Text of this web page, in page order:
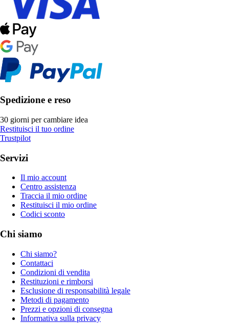
Spedizione e reso
30 giorni per cambiare idea
Restituisci il tuo ordine
Trustpilot
Servizi
Il mio account
Centro assistenza
Traccia il mio ordine
Restituisci il mio ordine
Codici sconto
Chi siamo
Chi siamo?
Contattaci
Condizioni di vendita
Restituzioni e rimborsi
Esclusione di responsabilità legale
Metodi di pagamento
Prezzi e opzioni di consegna
Informativa sulla privacy